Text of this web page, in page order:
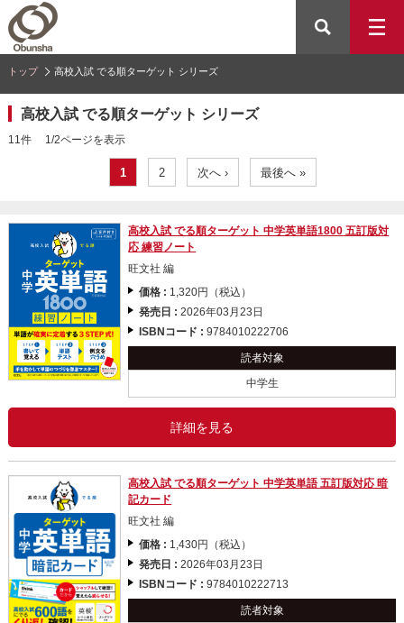
トップ 高校入試 でる順ターゲット シリーズ
高校入試 でる順ターゲット シリーズ
11件 1/2ページを表示
1 2 次へ › 最後へ »
高校入試 でる順ターゲット 中学英単語1800 五訂版対
応 練習ノート
旺文社 編
価格 : 1,320円（税込）
発売日 :2026年03月23日
ISBNコード :9784010222706
読者対象
中学生
詳細を見る
高校入試 でる順ターゲット 中学英単語 五訂版対応 暗
記カード
旺文社 編
価格 : 1,430円（税込）
発売日 :2026年03月23日
ISBNコード :9784010222713
読者対象